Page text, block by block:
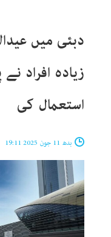
زیادہ افراد
استعمال کی
بدھ 11 جون 2025 19:11